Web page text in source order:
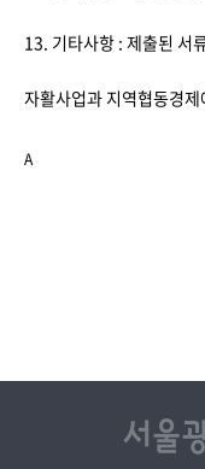
13. 기타사항 : 제출된 서
자활사업과 지역협동경
A